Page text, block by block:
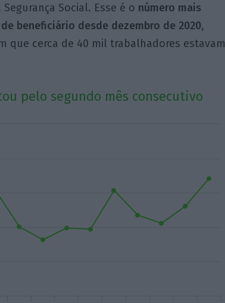
Social. Esse é o número mais
beneficiário desde dezembro de 2020,
que cerca de 40 mil trabalhadores estavam
pelo segundo mês consecutivo